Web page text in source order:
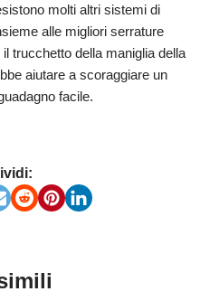
molti altri sistemi di
alle migliori serrature
trucchetto della maniglia della
aiutare a scoraggiare un
facile.